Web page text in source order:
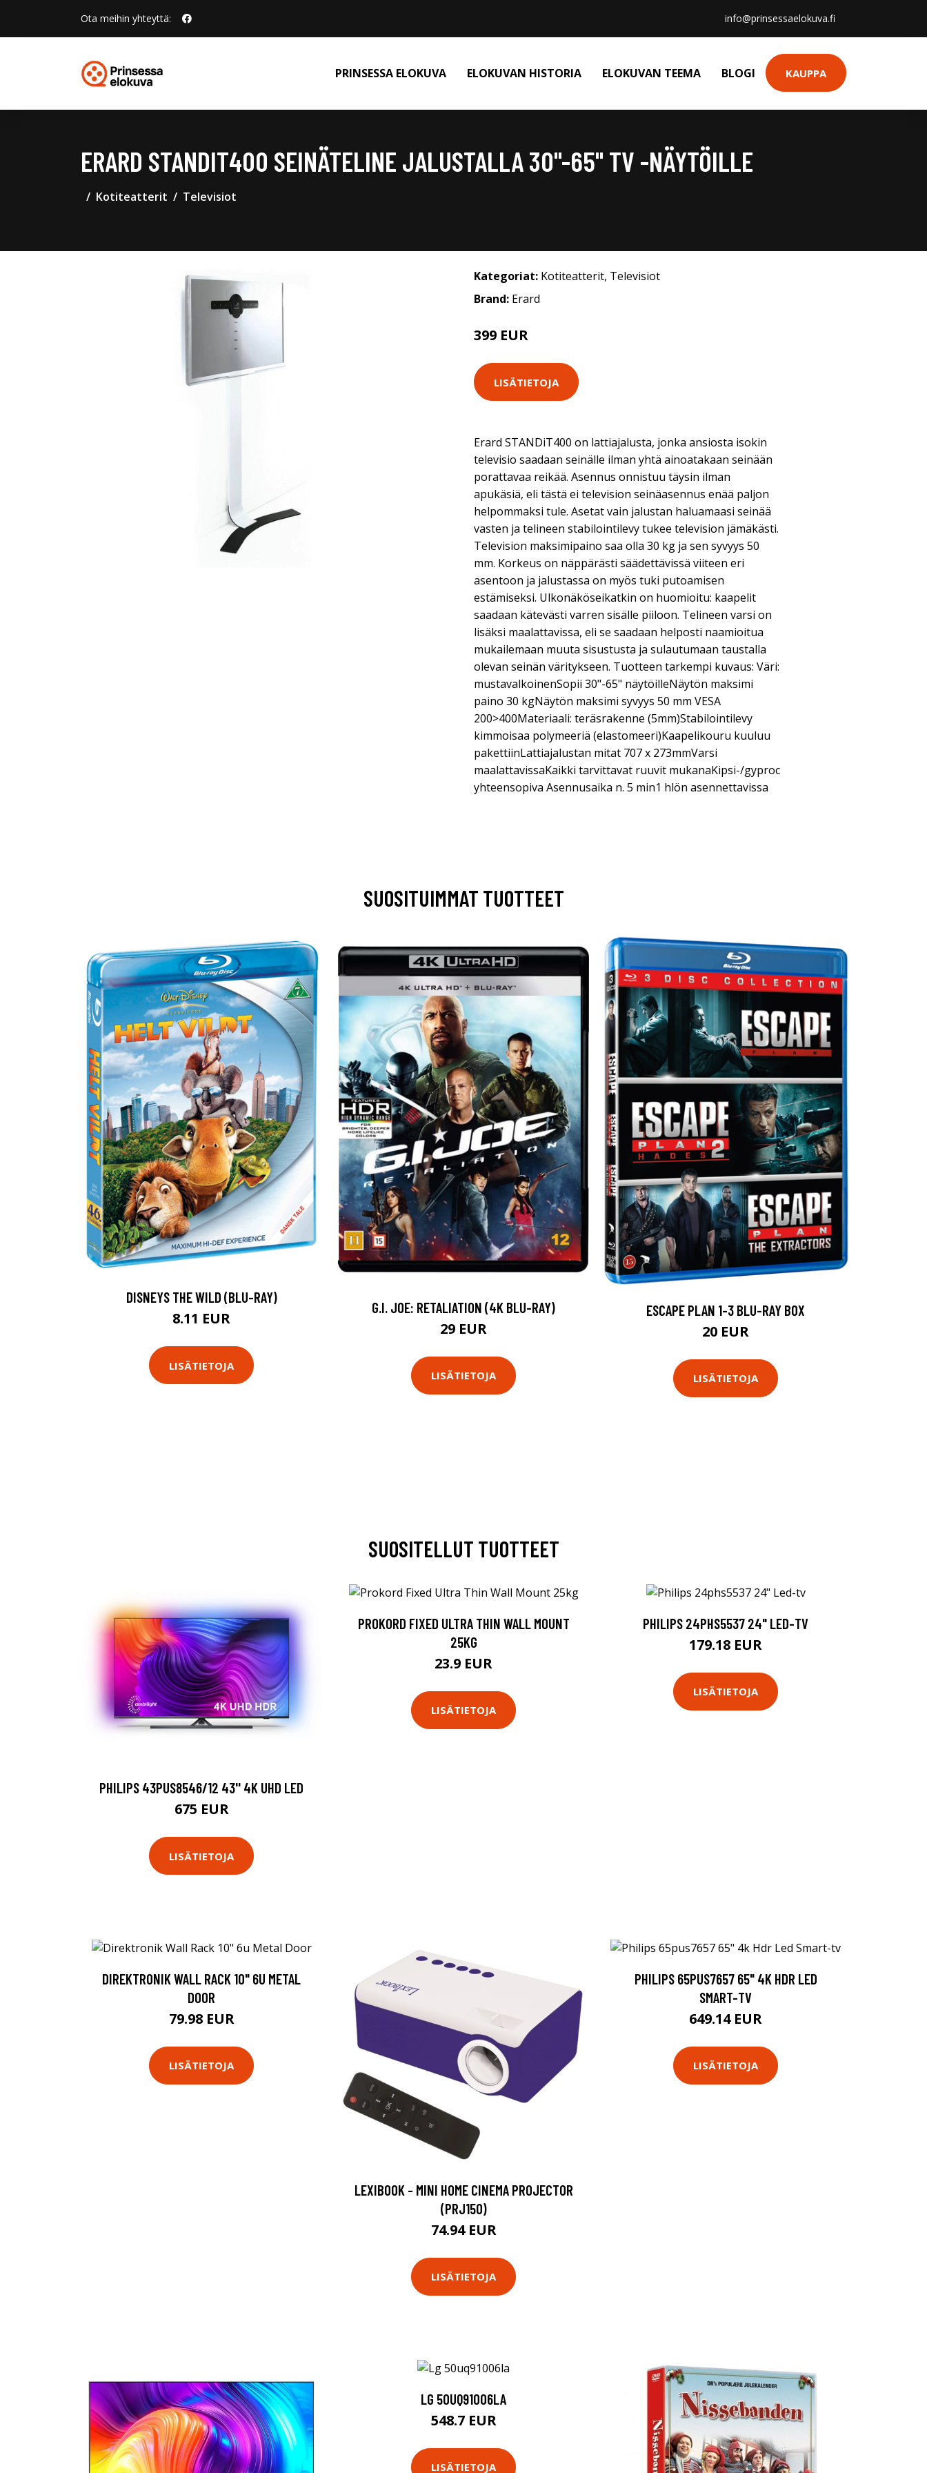
Ota meihin yhteyttä: info@prinsessaelokuva.fi
PRINSESSA ELOKUVA ELOKUVAN HISTORIA ELOKUVAN TEEMA BLOGI KAUPPA
ERARD STANDIT400 SEINÄTELINE JALUSTALLA 30"-65" TV -NÄYTÖILLE
Kotiteatterit Televisiot
Kategoriat: Kotiteatterit, Televisiot
Brand: Erard
399 EUR
LISÄTIETOJA
Erard STANDiT400 on lattiajalusta, jonka ansiosta isokin
televisio saadaan seinälle ilman yhtä ainoatakaan seinään
porattavaa reikää. Asennus onnistuu täysin ilman
apukäsiä, eli tästä ei television seinäasennus enää paljon
helpommaksi tule. Asetat vain jalustan haluamaasi seinää
vasten ja telineen stabilointilevy tukee television jämäkästi.
Television maksimipaino saa olla 30 kg ja sen syvyys 50
mm. Korkeus on näppärästi säädettävissä viiteen eri
asentoon ja jalustassa on myös tuki putoamisen
estämiseksi. Ulkonäköseikatkin on huomioitu: kaapelit
saadaan kätevästi varren sisälle piiloon. Telineen varsi on
lisäksi maalattavissa, eli se saadaan helposti naamioitua
mukailemaan muuta sisustusta ja sulautumaan taustalla
olevan seinän väritykseen. Tuotteen tarkempi kuvaus: Väri:
mustavalkoinenSopii 30"-65" näytöilleNäytön maksimi
paino 30 kgNäytön maksimi syvyys 50 mm VESA
200>400Materiaali: teräsrakenne (5mm)Stabilointilevy
kimmoisaa polymeeriä (elastomeeri)Kaapelikouru kuuluu
pakettiinLattiajalustan mitat 707 x 273mmVarsi
maalattavissaKaikki tarvittavat ruuvit mukanaKipsi-/gyproc
yhteensopiva Asennusaika n. 5 min1 hlön asennettavissa
SUOSITUIMMAT TUOTTEET
DISNEYS THE WILD (BLU-RAY)
8.11 EUR
LISÄTIETOJA
G.I. JOE: RETALIATION (4K BLU-RAY)
29 EUR
LISÄTIETOJA
ESCAPE PLAN 1-3 BLU-RAY BOX
20 EUR
LISÄTIETOJA
SUOSITELLUT TUOTTEET
PHILIPS 43PUS8546/12 43'' 4K UHD LED
675 EUR
LISÄTIETOJA
PROKORD FIXED ULTRA THIN WALL MOUNT
25KG
23.9 EUR
LISÄTIETOJA
PHILIPS 24PHS5537 24" LED-TV
179.18 EUR
LISÄTIETOJA
DIREKTRONIK WALL RACK 10" 6U METAL
DOOR
79.98 EUR
LISÄTIETOJA
LEXIBOOK - MINI HOME CINEMA PROJECTOR
(PRJ150)
74.94 EUR
LISÄTIETOJA
PHILIPS 65PUS7657 65" 4K HDR LED
SMART-TV
649.14 EUR
LISÄTIETOJA
LG 50UQ91006LA
548.7 EUR
LISÄTIETOJA